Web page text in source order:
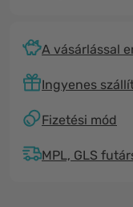
A vásárlással
Ingyenes
Fizetési mód
MPL, GLS